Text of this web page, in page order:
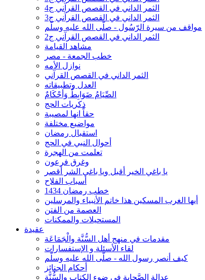
الثمر الداني في القصص القرآني ج4
الثمر الداني في القصص القرآني ج3
مواقف من سيرة الرّسُول - صلّى الله عليه وسلّم
الثمر الداني في القصص القرآني ج2
مشاهد القيامة
خطب الجمعة - مصر
نوازل الأمه
الثمر الداني في القصص القرآني
العدل وتطبيقاته
الصِّيَامُ ضَوَابِطٌ وَأحْكَامٌ
ذكريات الحج
حقاً انها لمصيبة
مواضيع مختلفة
استقبال رمضان
أحوال النبي في الحج
تعلمت من الهجرة
وغرق فرعون
يا باغي الخير أقبل ويا باغي الشر أقصر
أسباب الفلاح
خطب رمضان 1434
أيها الغرب المسكين هذا خاتم الأنبياء والمرسلين
العصمة من الفتن
المستحيلات والممكنات
عقيدة
مقدمات في منهج أهل السُّنَّة والْجَمَاعَة
لقاء الأسئلة و الإستفسارات
كيف أنصر رسول الله - صلّى الله عليه وسلّم
أحكام الجنائِز
عدالة الصَّحابة في ضوء الكتاب والسُّنَّة